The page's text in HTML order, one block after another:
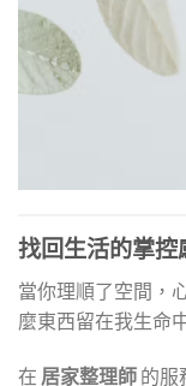
找回生活的掌控
當你理順了空間，
麼東西留在我生命
在 居家整理師 的服